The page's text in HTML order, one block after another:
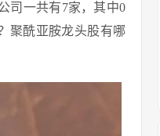
司一共有7家，其中0
聚酰亚胺龙头股有哪